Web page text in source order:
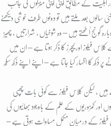
اہلیت کے مطابق اپنی اپنی منزلوں کی جانب
سالوں بعد ملتے ہیں تو دونوں طرف خوشی دیکھنے
گونج اُٹھتے ہیں – وہ شوخیاں ، شرارتیں ، چھیڑ
فیلوز اور ٹیچرز کا ذکر ہوتا ہے – ان میں
کا اظہار کیا جاتا ہے – اپنے اپنے دُکھ سُکھ
ہیں ، لیکن کلاس فیلوز سے کوئی بات چُھپی
کمزوریوں کے علم کے باوجود بھائیوں کی
کے درمیان مکمل مساوات ہوتی ہے –